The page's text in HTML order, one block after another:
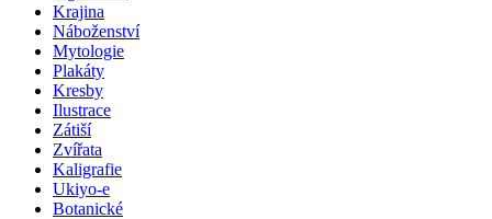
Krajina
Náboženství
Mytologie
Plakáty
Kresby
Ilustrace
Zátiší
Zvířata
Kaligrafie
Ukiyo-e
Botanické